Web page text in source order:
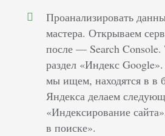
Проанализировать
мастера. Открываем
после — Search Console.
раздел «Индекс
мы ищем, находятся в в
Яндекса делаем
«Индексирование
в поиске».